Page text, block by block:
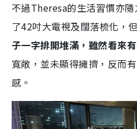
不過Theresa的生活習慣亦
了42吋大電視及闊落梳化，但
子一字排開堆滿，雖然看來
寬敞，並未顯得擁擠，反而
感。